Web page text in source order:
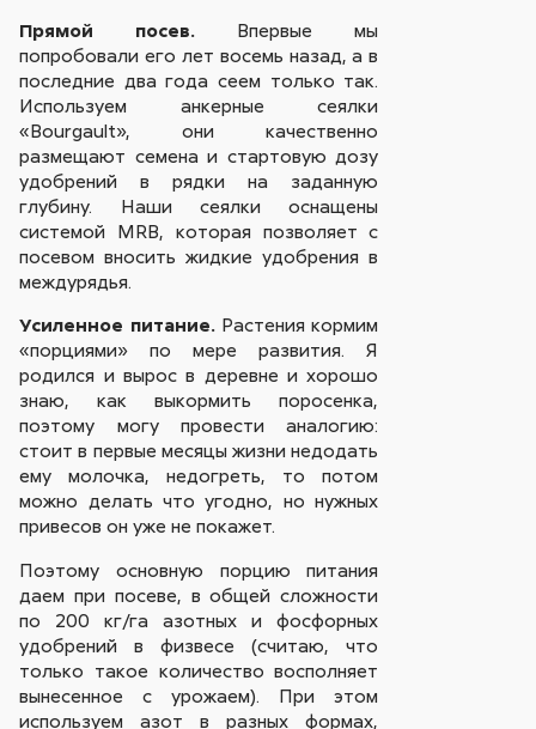
Прямой посев. Впервые мы
попробовали его лет восемь назад, а в
последние два года сеем только так.
Используем анкерные сеялки
«Bourgault», они качественно
размещают семена и стартовую дозу
удобрений в рядки на заданную
глубину. Наши сеялки оснащены
системой MRB, которая позволяет с
посевом вносить жидкие удобрения в
междурядья.
Усиленное питание. Растения кормим
«порциями» по мере развития. Я
родился и вырос в деревне и хорошо
знаю, как выкормить поросенка,
поэтому могу провести аналогию:
стоит в первые месяцы жизни недодать
ему молочка, недогреть, то потом
можно делать что угодно, но нужных
привесов он уже не покажет.
Поэтому основную порцию питания
даем при посеве, в общей сложности
по 200 кг/га азотных и фосфорных
удобрений в физвесе (считаю, что
только такое количество восполняет
вынесенное с урожаем). При этом
используем азот в разных формах,